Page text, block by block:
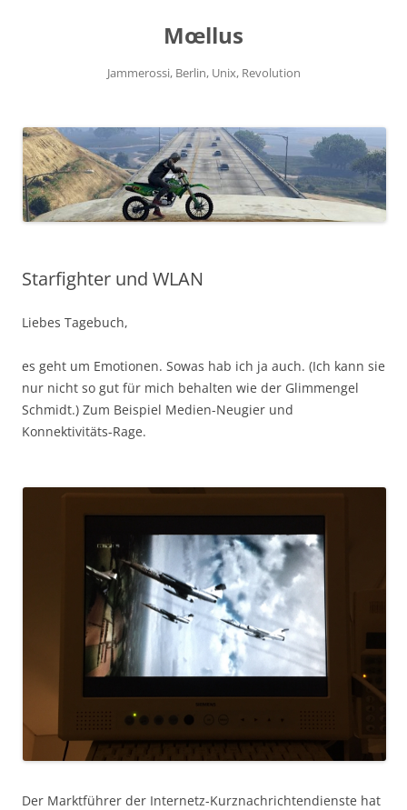
Mœllus
Jammerossi, Berlin, Unix, Revolution
Starfighter und WLAN
Liebes Tagebuch,
es geht um Emotionen. Sowas hab ich ja auch. (Ich kann sie
nur nicht so gut für mich behalten wie der Glimmengel
Schmidt.) Zum Beispiel Medien-Neugier und
Konnektivitäts-Rage.
Der Marktführer der Internetz-Kurznachrichtendienste hat